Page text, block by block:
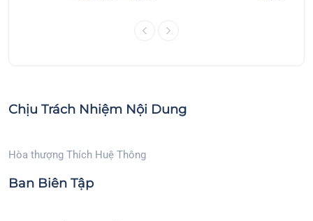
Chịu Trách Nhiệm Nội Dung
Hòa thượng Thích Huệ Thông
Ban Biên Tập